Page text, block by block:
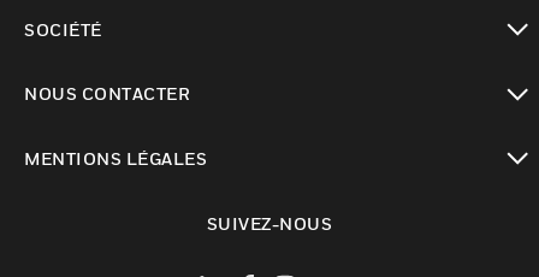
SOCIÉTÉ
NOUS CONTACTER
MENTIONS LÉGALES
SUIVEZ-NOUS